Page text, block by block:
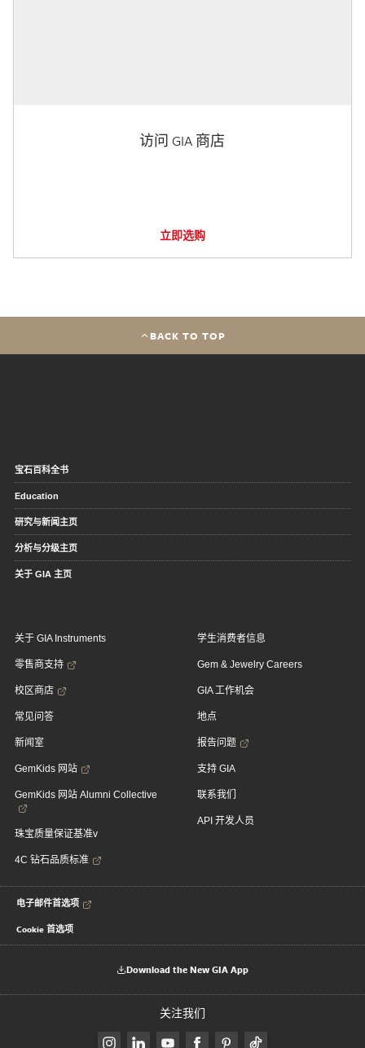
访问 GIA 商店
立即选购
BACK TO TOP
宝石百科全书
Education
研究与新闻主页
分析与分级主页
关于 GIA 主页
关于 GIA Instruments
零售商支持
校区商店
常见问答
新闻室
GemKids 网站
GemKids 网站 Alumni Collective
珠宝质量保证基准v
4C 钻石品质标准
学生消费者信息
Gem & Jewelry Careers
GIA 工作机会
地点
报告问题
支持 GIA
联系我们
API 开发人员
电子邮件首选项
Cookie 首选项
Download the New GIA App
关注我们